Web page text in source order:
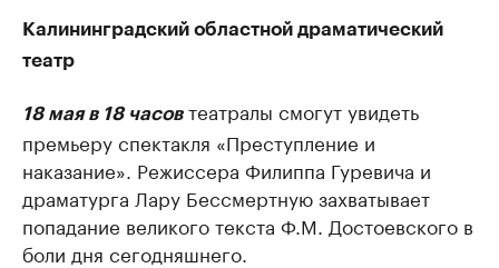
Калининградский областной драматический
театр
18 мая в 18 часовтеатралы смогут увидеть
премьеру спектакля «Преступление и
наказание». Режиссера Филиппа Гуревича и
драматурга Лару Бессмертную захватывает
попадание великого текста Ф.М. Достоевского в
боли дня сегодняшнего.